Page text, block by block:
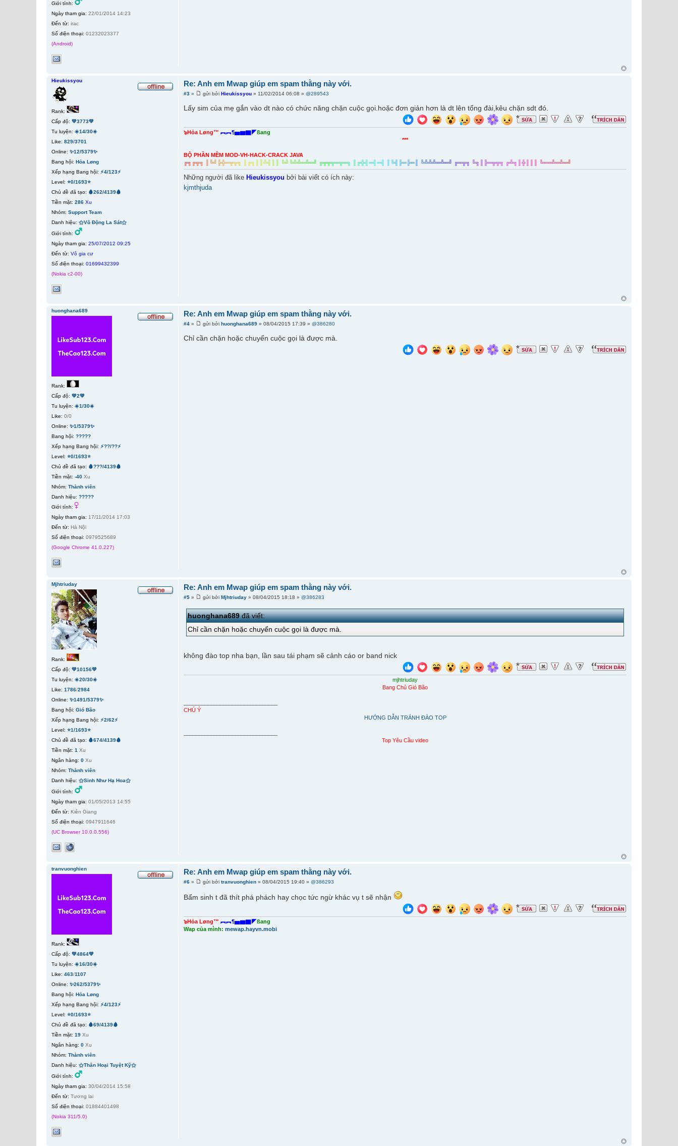
Giới tính:
Ngày tham gia: 22/01/2014 14:23
Đến từ: irac
Số điện thoại: 01232023377
(Android)
Re: Anh em Mwap giúp em spam thằng này với.
#3 » gửi bởiHieukissyou » 11/02/2014 06:08 »@289543
Lấy sim của mẹ gắn vào dt nào có chức năng chặn cuộc gọi.hoặc đơn giản hơn là dt lên tổng đài,kêu chặn sdt đó.
๖Hỏa Løng™︻︻¶▅▆▇◤ßang
***
BỘ PHẦN MỀM MOD-VH-HACK-CRACK JAVA
╔╗ ╔╦╗ ╚╝ ╠╬═╦╦╗ ╔╗ ║╩╣ ╚╝ ╚╩╩═╩═╝ ╔╦╦╦═╦═╗ ╔╬╣═╣═╣ ╚╣ ╠═ ╠═ ╚╩╩╩═╩═╝ ╔═╦╗ ╚╗ ╠═╦╦╗ ╔╩╗ ║╬ ╚══╩═╩═╝
Những người đã like Hieukissyou bởi bài viết có ích này:
kjmthjuda
Hieukissyou
Rank:
Cấp độ: 💚3773💚
Tu luyện: ☀️14/30☀️
Like: 829/3701
Online: ✨12/5379✨
Bang hội: Hỏa Løng
Xếp hạng Bang hội: ⚡4/123⚡
Level: ⭐0/1693⭐
Chủ đề đã tạo: 🩸262/4139🩸
Tiền mặt: 286 Xu
Nhóm: Support Team
Danh hiệu: ⚝Vô Động La Sát⚝
Giới tính:
Ngày tham gia: 25/07/2012 09:25
Đến từ: Vô gia cư
Số điện thoại: 01699432399
(Nokia c2-00)
Re: Anh em Mwap giúp em spam thằng này với.
#4 » gửi bởihuonghana689 » 08/04/2015 17:39 »@386280
Chỉ cần chặn hoặc chuyển cuộc gọi là được mà.
huonghana689
Rank:
Cấp độ: 💚2💚
Tu luyện: ☀️1/30☀️
Like: 0/0
Online: ✨1/5379✨
Bang hội: ?????
Xếp hạng Bang hội: ⚡??/??⚡
Level: ⭐0/1693⭐
Chủ đề đã tạo: 🩸???/4139🩸
Tiền mặt: -40 Xu
Nhóm: Thành viên
Danh hiệu: ?????
Giới tính:
Ngày tham gia: 17/11/2014 17:03
Đến từ: Hà Nội
Số điện thoại: 0979525689
(Google Chrome 41.0.227)
Re: Anh em Mwap giúp em spam thằng này với.
#5 » gửi bởiMjhtriuday » 08/04/2015 18:18 »@386283
huonghana689đã viết:
Chỉ cần chặn hoặc chuyển cuộc gọi là được mà.
không đào top nha bạn, lần sau tái phạm sẽ cảnh cáo or band nick
mjhtriuday
Bang Chủ Gió Bão
CHÚ Ý
HƯỚNG DẪN TRÁNH ĐÀO TOP
Top Yêu Cầu video
Mjhtriuday
Rank:
Cấp độ: 💚10156💚
Tu luyện: ☀️20/30☀️
Like: 1786/2984
Online: ✨1491/5379✨
Bang hội: Gió Bão
Xếp hạng Bang hội: ⚡2/62⚡
Level: ⭐1/1693⭐
Chủ đề đã tạo: 🩸674/4139🩸
Tiền mặt: 1 Xu
Ngân hàng: 0 Xu
Nhóm: Thành viên
Danh hiệu: ⚝Sinh Như Hạ Hoa⚝
Giới tính:
Ngày tham gia: 01/05/2013 14:55
Đến từ: Kiên Giang
Số điện thoại: 0947911646
(UC Browser 10.0.0.556)
Re: Anh em Mwap giúp em spam thằng này với.
#6 » gửi bởitranvuonghien » 08/04/2015 19:40 »@386293
Bẩm sinh t đã thít phá phách hay chọc tức ngừ khác vụ t sẽ nhận
๖Hỏa Løng™︻︻¶▅▆▇◤ßang
Wap của mình:mewap.hayvn.mobi
tranvuonghien
Rank:
Cấp độ: 💚4864💚
Tu luyện: ☀️16/30☀️
Like: 463/1107
Online: ✨262/5379✨
Bang hội: Hỏa Løng
Xếp hạng Bang hội: ⚡4/123⚡
Level: ⭐0/1693⭐
Chủ đề đã tạo: 🩸69/4139🩸
Tiền mặt: 19 Xu
Ngân hàng: 0 Xu
Nhóm: Thành viên
Danh hiệu: ⚝Thân Hoại Tuyệt Kỹ⚝
Giới tính:
Ngày tham gia: 30/04/2014 15:58
Đến từ: Tương lai
Số điện thoại: 01884401498
(Nokia 311/5.0)